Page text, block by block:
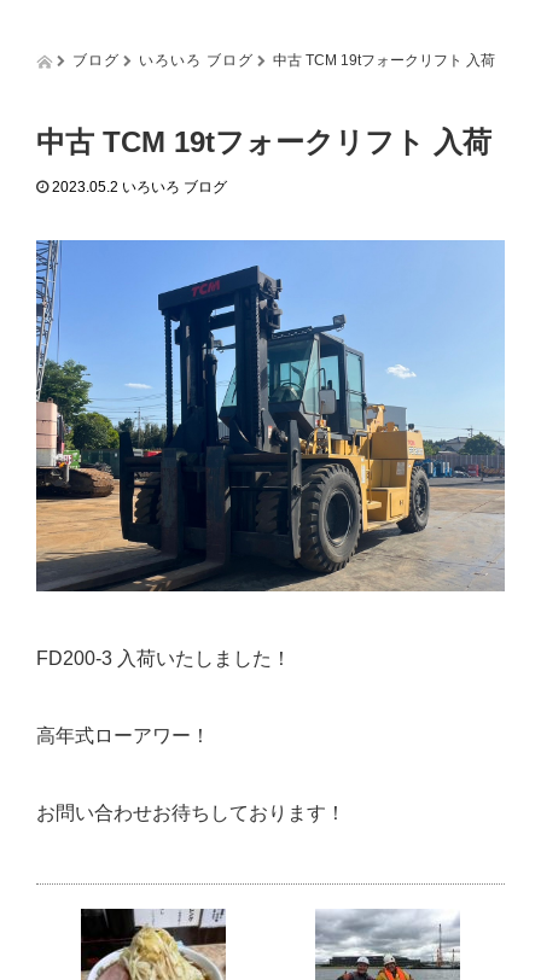
t
ブログ いろいろ ブログ 中古 TCM 19tフォークリフト 入荷
中古 TCM 19tフォークリフト 入荷
2023.05.2 いろいろ ブログ
FD200-3 入荷いたしました！
高年式ローアワー！
お問い合わせお待ちしております！